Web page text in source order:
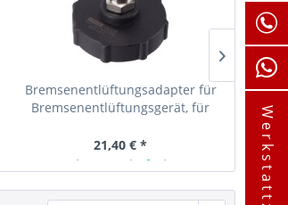
Bremsenentlüftungsadapter für
Bremsenentlüftungsgerät, für
21,40 € *
Ab Lager lieferbar